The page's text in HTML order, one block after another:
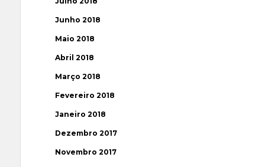
Junho 2018
Maio 2018
Abril 2018
Março 2018
Fevereiro 2018
Janeiro 2018
Dezembro 2017
Novembro 2017